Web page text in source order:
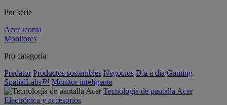
Por serie
Acer Iconia
Monitores
Pro categoría
Predator Productos sostenibles Negocios Día a día Gaming
SpatialLabs™ Monitor inteligente
Tecnología de pantalla Acer
Electrónica y accesorios